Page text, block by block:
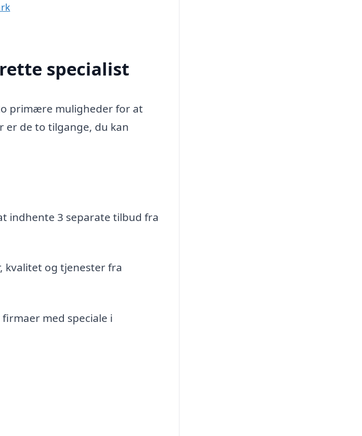
specialist
primære muligheder for at
de to tilgange, du kan
indhente 3 separate tilbud fra
kvalitet og tjenester fra
med speciale i